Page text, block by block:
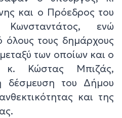
και ο Πρόεδρος του
Κωνσταντάτος, ενώ
τους δημάρχους
των οποίων και ο
κ. Κώστας Μπιζάς,
δέσμευση του Δήμου
και της